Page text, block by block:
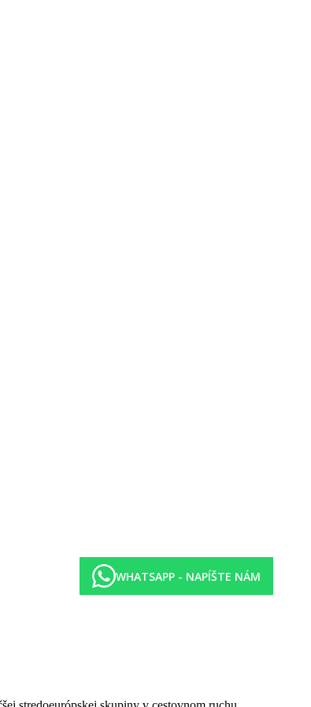
hlavná reštaurácia, reštaurácia à la carte, bar, obchod
verejná pláž cca 150 m, lehátka a slnečníky za poplatok.
hod.)
rezervácia)
Water Park 10.00-18.00 (v hotelovom rezorte).
pláži.
izba, Open Plan).
WHATSAPP - NAPÍŠTE NÁM